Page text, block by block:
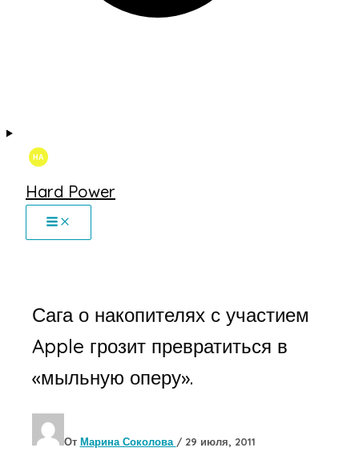
Hard Power
Сага о накопителях с участием
Apple грозит превратиться в
«мыльную оперу».
От Марина Соколова / 29 июля, 2011